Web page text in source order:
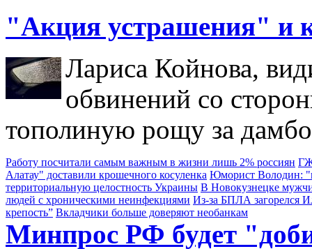
"Акция устрашения" и
Лариса Койнова,
обвинений со
тополиную рощу за
Работу посчитали самым важным в жизни лишь 2% россиян
Алатау" доставили крошечного косуленка Юморист Володин:
территориальную целостность Украины В Новокузнецке
людей с хроническими неинфекциями Из-за БПЛА загорелся
крепость” Вкладчики больше доверяют необанкам
Минпрос РФ будет